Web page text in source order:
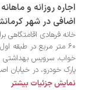
اضافی در شهر
نمایش جزئیات بیشتر